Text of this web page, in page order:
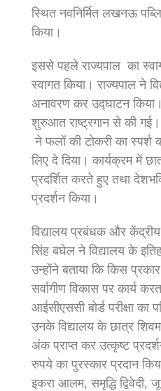
स्थित नवनिर्मित लखनऊ
किया।
इससे पहले राज्यपाल का
स्वागत किया। राज्यपाल ने
अनावरण कर उद्घाटन
शुरुआत राष्ट्रगान से की
ने फलों की टोकरी का
लिए दे दिया। कार्यक्रम में
प्रदर्शित करते हुए तथा
प्रदर्शन किया।
विद्यालय प्रबंधक और केंद्रीय
सिंह बघेल ने विद्यालय के
उन्होंने बताया कि किस
सर्वागीण विकास पर कार्य
आईसीएससी बोर्ड परीक्षा
उनके विद्यालय के छात्र
अंक प्राप्त कर उत्कृष्ट
रुपये का पुरस्कार प्रदान
इकरा आलम, समृद्धि द्विवेदी,